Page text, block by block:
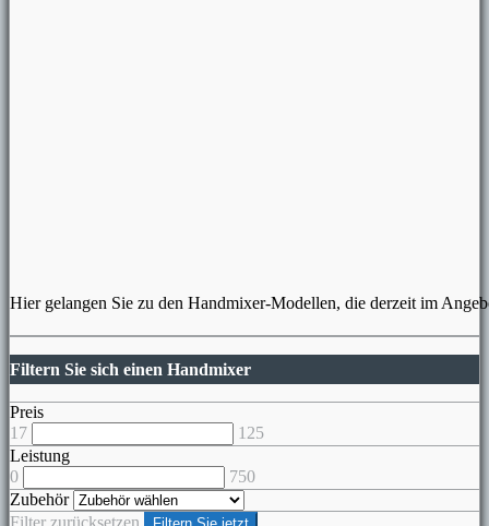
Hier gelangen Sie zu den Handmixer-Modellen, die derzeit im
Filtern Sie sich einen Handmixer
Preis
17
125
Leistung
0
750
Zubehör